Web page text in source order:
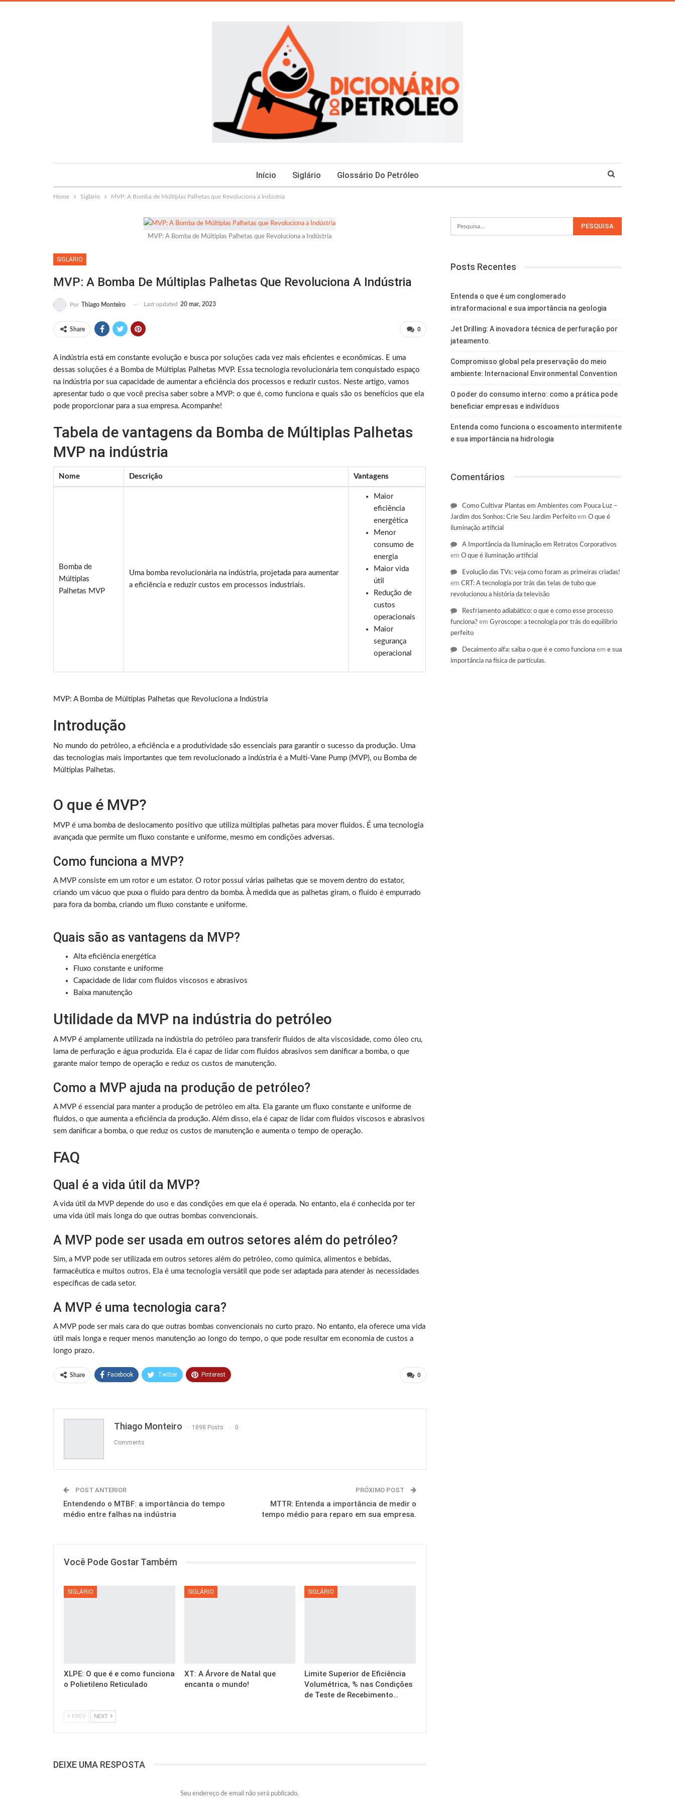
Início Siglário Glossário Do Petróleo
Home Siglário MVP: A Bomba de Múltiplas Palhetas que Revoluciona a Indústria
MVP: A Bomba de Múltiplas Palhetas que Revoluciona a Indústria
SIGLÁRIO
MVP: A Bomba De Múltiplas Palhetas Que Revoluciona A Indústria
Por Thiago Monteiro Last updated 20 mar, 2023
0
Share
A indústria está em constante evolução e busca por soluções cada vez mais eficientes e econômicas. E uma
dessas soluções é a Bomba de Múltiplas Palhetas MVP. Essa tecnologia revolucionária tem conquistado espaço
na indústria por sua capacidade de aumentar a eficiência dos processos e reduzir custos. Neste artigo, vamos
apresentar tudo o que você precisa saber sobre a MVP: o que é, como funciona e quais são os benefícios que ela
pode proporcionar para a sua empresa. Acompanhe!
Tabela de vantagens da Bomba de Múltiplas Palhetas
MVP na indústria
Nome Descrição Vantagens
Bomba de
Múltiplas
Palhetas MVP
Uma bomba revolucionária na indústria, projetada para aumentar
a eficiência e reduzir custos em processos industriais.
Maior
eficiência
energética
Menor
consumo de
energia
Maior vida
útil
Redução de
custos
operacionais
Maior
segurança
operacional
MVP: A Bomba de Múltiplas Palhetas que Revoluciona a Indústria
Introdução
No mundo do petróleo, a eficiência e a produtividade são essenciais para garantir o sucesso da produção. Uma
das tecnologias mais importantes que tem revolucionado a indústria é a Multi-Vane Pump (MVP), ou Bomba de
Múltiplas Palhetas.
O que é MVP?
MVP é uma bomba de deslocamento positivo que utiliza múltiplas palhetas para mover fluidos. É uma tecnologia
avançada que permite um fluxo constante e uniforme, mesmo em condições adversas.
Como funciona a MVP?
A MVP consiste em um rotor e um estator. O rotor possui várias palhetas que se movem dentro do estator,
criando um vácuo que puxa o fluido para dentro da bomba. À medida que as palhetas giram, o fluido é empurrado
para fora da bomba, criando um fluxo constante e uniforme.
Quais são as vantagens da MVP?
Alta eficiência energética
Fluxo constante e uniforme
Capacidade de lidar com fluidos viscosos e abrasivos
Baixa manutenção
Utilidade da MVP na indústria do petróleo
A MVP é amplamente utilizada na indústria do petróleo para transferir fluidos de alta viscosidade, como óleo cru,
lama de perfuração e água produzida. Ela é capaz de lidar com fluidos abrasivos sem danificar a bomba, o que
garante maior tempo de operação e reduz os custos de manutenção.
Como a MVP ajuda na produção de petróleo?
A MVP é essencial para manter a produção de petróleo em alta. Ela garante um fluxo constante e uniforme de
fluidos, o que aumenta a eficiência da produção. Além disso, ela é capaz de lidar com fluidos viscosos e abrasivos
sem danificar a bomba, o que reduz os custos de manutenção e aumenta o tempo de operação.
FAQ
Qual é a vida útil da MVP?
A vida útil da MVP depende do uso e das condições em que ela é operada. No entanto, ela é conhecida por ter
uma vida útil mais longa do que outras bombas convencionais.
A MVP pode ser usada em outros setores além do petróleo?
Sim, a MVP pode ser utilizada em outros setores além do petróleo, como química, alimentos e bebidas,
farmacêutica e muitos outros. Ela é uma tecnologia versátil que pode ser adaptada para atender às necessidades
específicas de cada setor.
A MVP é uma tecnologia cara?
A MVP pode ser mais cara do que outras bombas convencionais no curto prazo. No entanto, ela oferece uma vida
útil mais longa e requer menos manutenção ao longo do tempo, o que pode resultar em economia de custos a
longo prazo.
0
Share Facebook Twitter Pinterest
Thiago Monteiro 1898 Posts 0
Comments
POST ANTERIOR
Entendendo o MTBF: a importância do tempo
médio entre falhas na indústria
PRÓXIMO POST
MTTR: Entenda a importância de medir o
tempo médio para reparo em sua empresa.
Você Pode Gostar Também
SIGLÁRIO
XLPE: O que é e como funciona
o Polietileno Reticulado
SIGLÁRIO
XT: A Árvore de Natal que
encanta o mundo!
SIGLÁRIO
Limite Superior de Eficiência
Volumétrica, % nas Condições
de Teste de Recebimento…
PREV NEXT
DEIXE UMA RESPOSTA
Seu endereço de email não será publicado.
Posts Recentes
Entenda o que é um conglomerado
intraformacional e sua importância na geologia
Jet Drilling: A inovadora técnica de perfuração por
jateamento.
Compromisso global pela preservação do meio
ambiente: Internacional Environmental Convention
O poder do consumo interno: como a prática pode
beneficiar empresas e indivíduos
Entenda como funciona o escoamento intermitente
e sua importância na hidrologia
Comentários
Como Cultivar Plantas em Ambientes com Pouca Luz –
Jardim dos Sonhos: Crie Seu Jardim Perfeitoem O que é
iluminação artificial
A Importância da Iluminação em Retratos Corporativos
em O que é iluminação artificial
Evolução das TVs: veja como foram as primeiras criadas!
em CRT: A tecnologia por trás das telas de tubo que
revolucionou a história da televisão
Resfriamento adiabático: o que e como esse processo
funciona?em Gyroscope: a tecnologia por trás do equilíbrio
perfeito
Decaimento alfa: saiba o que é e como funcionaem e sua
importância na física de partículas.